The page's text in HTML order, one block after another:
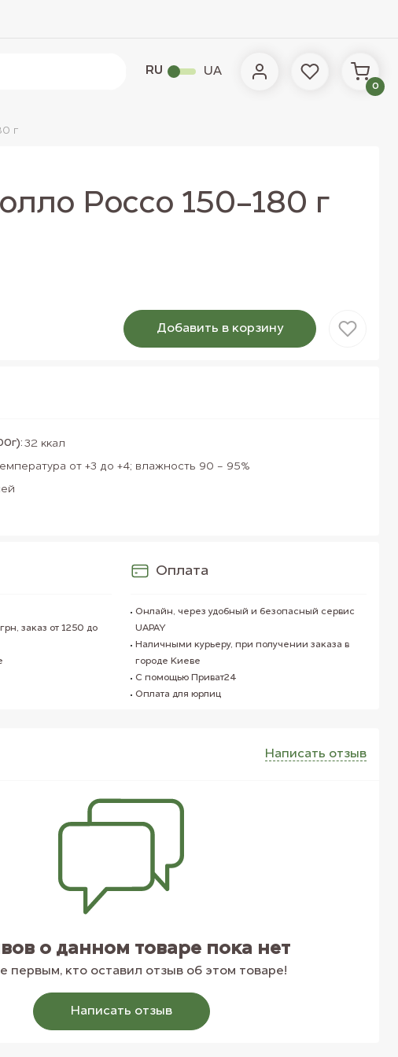
RU UA
0
г
Россо 150-180 г
Добавить в корзину
Товар добавлен в корзину
32 ккал
от +3 до +4; влажность 90 - 95%
заказ от 1250 до
Оплата
Онлайн, через удобный и безопасный сервис
UAPAY
Наличными курьеру, при получении заказа в
городе Киеве
С помощью Приват24
Оплата для юрлиц
Написать отзыв
о данном товаре пока нет
первым, кто оставил отзыв об этом товаре!
Написать отзыв